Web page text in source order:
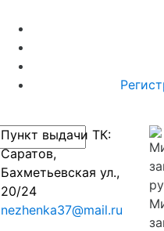
Пункт выдачи ТК:
Саратов,
Бахметьевская ул.,
20/24
nezhenka37@mail.ru